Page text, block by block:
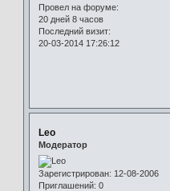
Провел на форуме:
20 дней 8 часов
Последний визит:
20-03-2014 17:26:12
Leo
Модератор
Зарегистрирован: 12-08-2006
Приглашений: 0